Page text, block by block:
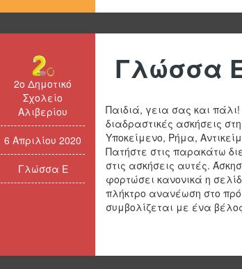
2ο Δημοτικό
Σχολείο
Αλιβερίου
6 Απριλίου 2020
Γλώσσα Ε
Γλώσσα
Παιδιά, γεια σας και
διαδραστικές ασκήσεις
Υποκείμενο, Ρήμα,
Πατήστε στις παρακάτω
στις ασκήσεις αυτές.
φορτώσει κανονικά η
πλήκτρο ανανέωση στο
συμβολίζεται με ένα